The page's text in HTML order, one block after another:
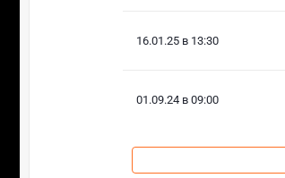
16.01.25 в 13:30
01.09.24 в 09:00